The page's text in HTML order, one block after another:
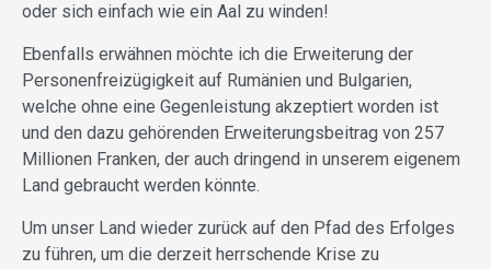
oder sich einfach wie ein Aal zu winden!
Ebenfalls erwähnen möchte ich die Erweiterung der
Personenfreizügigkeit auf Rumänien und Bulgarien,
welche ohne eine Gegenleistung akzeptiert worden ist
und den dazu gehörenden Erweiterungsbeitrag von 257
Millionen Franken, der auch dringend in unserem eigenem
Land gebraucht werden könnte.
Um unser Land wieder zurück auf den Pfad des Erfolges
zu führen, um die derzeit herrschende Krise zu